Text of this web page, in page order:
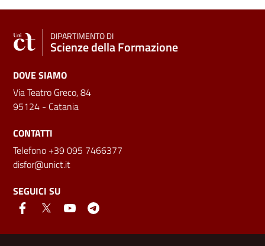
DIPARTIMENTO DI
Scienze della Formazione
DOVE SIAMO
Via Teatro Greco, 84
95124 - Catania
CONTATTI
Telefono +39 095 7466377
disfor@unict.it
SEGUICI SU